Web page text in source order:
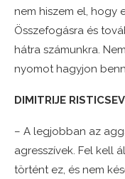
nem hiszem el, hogy
Összefogásra és
hátra számunkra.
nyomot hagyjon
DIMITRIJE
– A legjobban az
agresszívek. Fel kell
történt ez, és nem